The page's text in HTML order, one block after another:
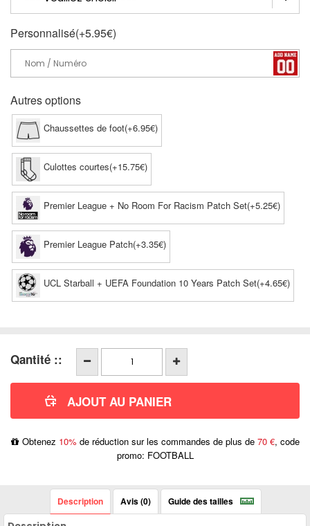
Personnalisé(+5.95€)
Autres options
Chaussettes de foot(+6.95€)
Culottes courtes(+15.75€)
Premier League + No Room For Racism Patch Set(+5.25€)
Premier League Patch(+3.35€)
UCL Starball + UEFA Foundation 10 Years Patch Set(+4.65€)
Qantité ::
Obtenez 10% de réduction sur les commandes de plus de 70 €, code
promo: FOOTBALL
Description Avis (0) Guide des tailles